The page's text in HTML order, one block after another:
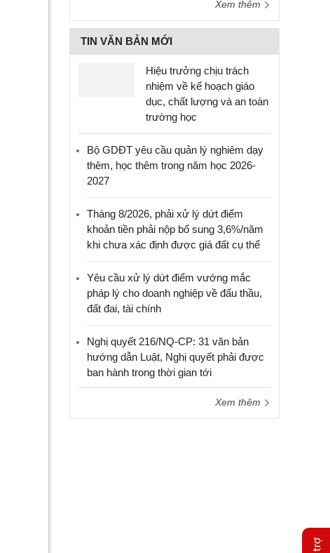
Xem thêm
TIN VĂN BẢN MỚI
Hiệu trưởng chịu trách
nhiệm về kế hoạch giáo
dục, chất lượng và an toàn
trường học
Bộ GDĐT yêu cầu quản lý nghiêm dạy
thêm, học thêm trong năm học 2026-
2027
Tháng 8/2026, phải xử lý dứt điểm
khoản tiền phải nộp bổ sung 3,6%/năm
khi chưa xác định được giá đất cụ thể
Yêu cầu xử lý dứt điểm vướng mắc
pháp lý cho doanh nghiệp về đấu thầu,
đất đai, tài chính
Nghị quyết 216/NQ-CP: 31 văn bản
hướng dẫn Luật, Nghị quyết phải được
ban hành trong thời gian tới
Xem thêm